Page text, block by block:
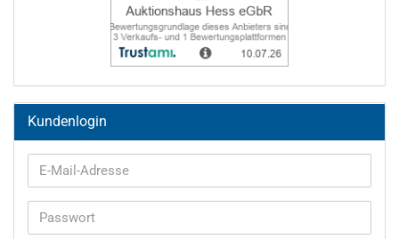
Kundenlogin
E-
Mail-
Passwort